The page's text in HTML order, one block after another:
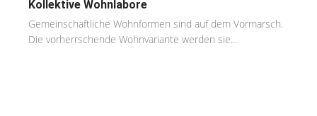
Kollektive Wohnlabore
Gemeinschaftliche Wohnformen sind auf dem Vormarsch.
Die vorherrschende Wohnvariante werden sie...